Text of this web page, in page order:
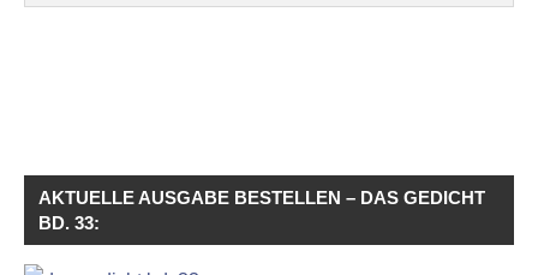
AKTUELLE AUSGABE BESTELLEN – DAS GEDICHT
BD. 33: